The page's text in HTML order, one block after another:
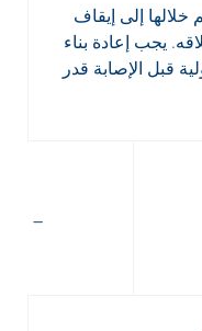
خلالها إلى إيقاف
يجب إعادة بناء
قبل الإصابة قدر